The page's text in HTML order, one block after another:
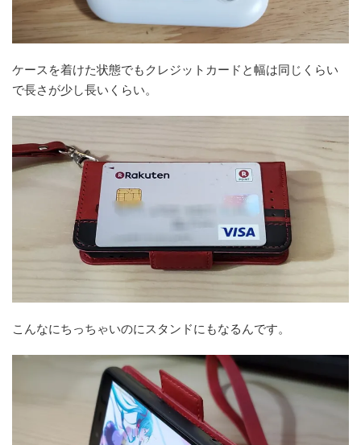
ケースを着けた状態でもクレジットカードと幅は同じくらい
で長さが少し長いくらい。
こんなにちっちゃいのにスタンドにもなるんです。